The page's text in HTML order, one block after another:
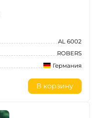
AL 6002
ROBERS
Германия
В корзину